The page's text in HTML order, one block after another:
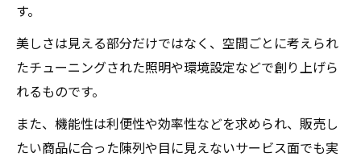
す。
美しさは見える部分だけではなく、空間ごとに考えられ
たチューニングされた照明や環境設定などで創り上げら
れるものです。
また、機能性は利便性や効率性などを求められ、販売し
たい商品に合った陳列や目に見えないサービス面でも実